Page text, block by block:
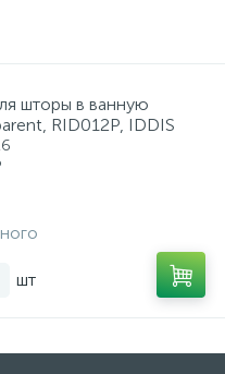
шторы в ванную
RID012P, IDDIS
шт